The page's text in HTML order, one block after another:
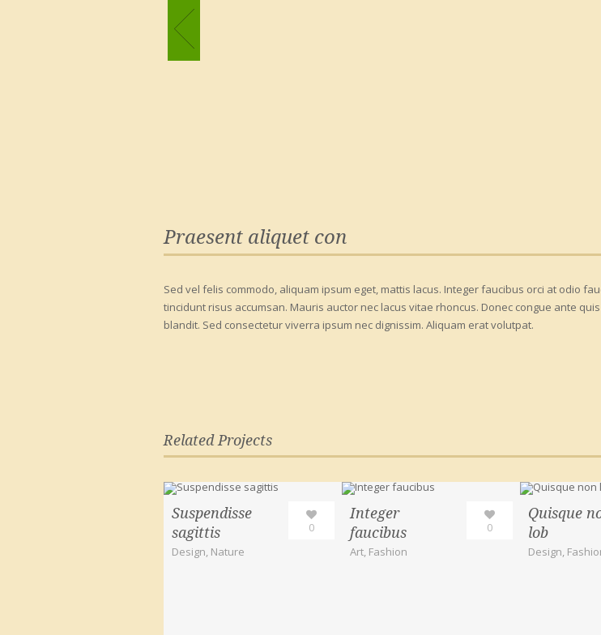
Praesent aliquet con
Sed vel felis commodo, aliquam ipsum eget, mattis lacus. Integer faucibus orci at odio
tincidunt risus accumsan. Mauris auctor nec lacus vitae rhoncus. Donec congue ante
blandit. Sed consectetur viverra ipsum nec dignissim. Aliquam erat volutpat.
Related Projects
Suspendisse
sagittis
Design, Nature
0
Integer
faucibus
Art, Fashion
0
Quisque
lob
Design,